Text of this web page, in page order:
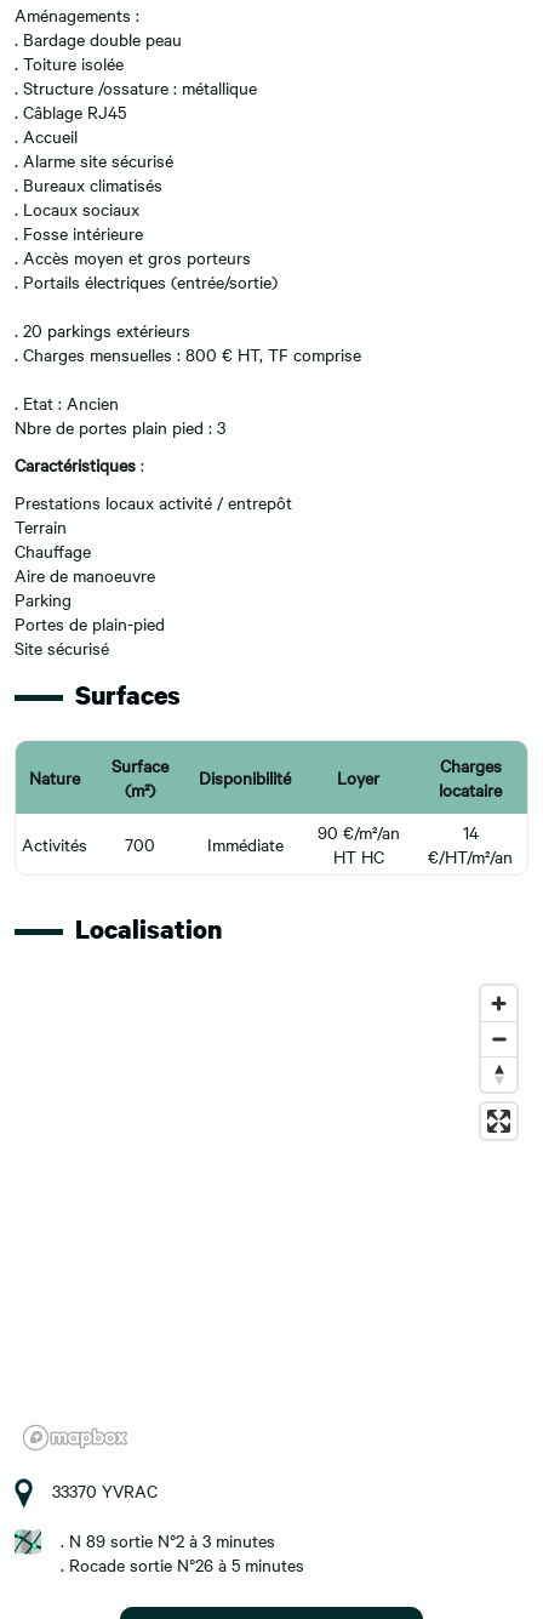
Aménagements :
. Bardage double peau
. Toiture isolée
. Structure /ossature : métallique
. Câblage RJ45
. Accueil
. Alarme site sécurisé
. Bureaux climatisés
. Locaux sociaux
. Fosse intérieure
. Accès moyen et gros porteurs
. Portails électriques (entrée/sortie)
. 20 parkings extérieurs
. Charges mensuelles : 800 € HT, TF comprise
. Etat : Ancien
Nbre de portes plain pied : 3
Caractéristiques :
Prestations locaux activité / entrepôt
Terrain
Chauffage
Aire de manoeuvre
Parking
Portes de plain-pied
Site sécurisé
Surfaces
Nature
Surface
(m²)
Disponibilité Loyer
Charges
locataire
Activités 700 Immédiate
90 €/m²/an
HT HC
14
€/HT/m²/an
Localisation
33370 YVRAC
. N 89 sortie N°2 à 3 minutes
. Rocade sortie N°26 à 5 minutes